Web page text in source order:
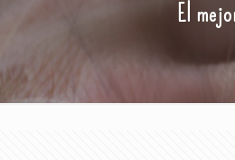
El